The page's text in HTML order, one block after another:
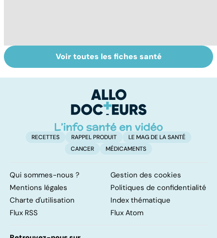
La tuberculose
pulmonaire
Tout savoir sur
les infections
Voir toutes les fiches santé
RECETTES RAPPEL PRODUIT
LE MAG DE LA SANTÉ
CANCER
MÉDICAMENTS
Qui sommes-nous ?
Gestion des cookies
Mentions légales
Politiques de confidentialité
Charte d'utilisation
Index thématique
Flux RSS
Flux Atom